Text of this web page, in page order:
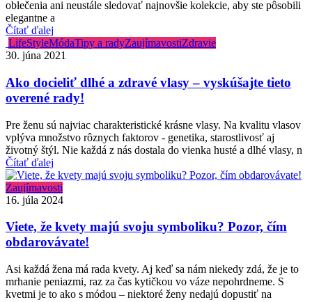
oblečenia ani neustále sledovať najnovšie kolekcie, aby ste pôsobili
elegantne a
Čítať ďalej
LifeStyleMódaTipy a radyZaujímavostiZdravie
30. júna 2021
Ako docieliť dlhé a zdravé vlasy – vyskúšajte tieto
overené rady!
Pre ženu sú najviac charakteristické krásne vlasy. Na kvalitu vlasov
vplýva množstvo rôznych faktorov - genetika, starostlivosť aj
životný štýl. Nie každá z nás dostala do vienka husté a dlhé vlasy, n
Čítať ďalej
Zaujímavosti
16. júla 2024
Viete, že kvety majú svoju symboliku? Pozor, čím
obdarovávate!
Asi každá žena má rada kvety. Aj keď sa nám niekedy zdá, že je to
mrhanie peniazmi, raz za čas kytičkou vo váze nepohrdneme. S
kvetmi je to ako s módou – niektoré ženy nedajú dopustiť na